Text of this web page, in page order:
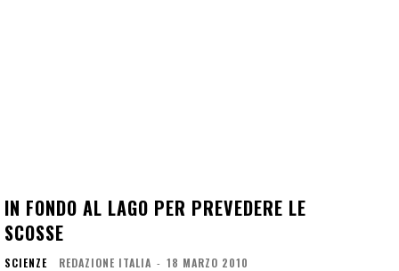
IN FONDO AL LAGO PER PREVEDERE LE
SCOSSE
SCIENZE REDAZIONE ITALIA - 18 MARZO 2010